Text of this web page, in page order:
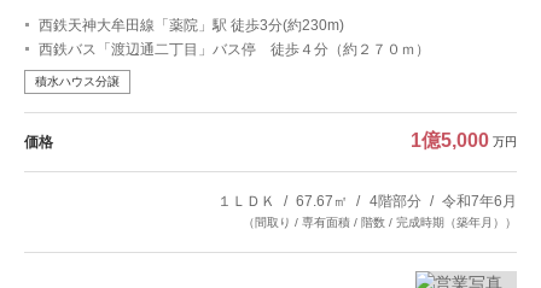
西鉄天神大牟田線「薬院」駅 徒歩3分(約230m)
西鉄バス「渡辺通二丁目」バス停 徒歩４分（約２７０ｍ）
積水ハウス分譲
価格 1億5,000 万円
１ＬＤＫ 67.67㎡ 4階部分 令和7年6月
（間取り / 専有面積 / 階数 / 完成時期（築年月））